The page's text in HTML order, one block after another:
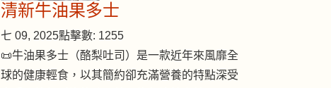
清新牛油果多士
七 09, 2025點擊數: 1255
📜牛油果多士（酪梨吐司）是一款近年來風靡全
球的健康輕食，以其簡約卻充滿營養的特點深受